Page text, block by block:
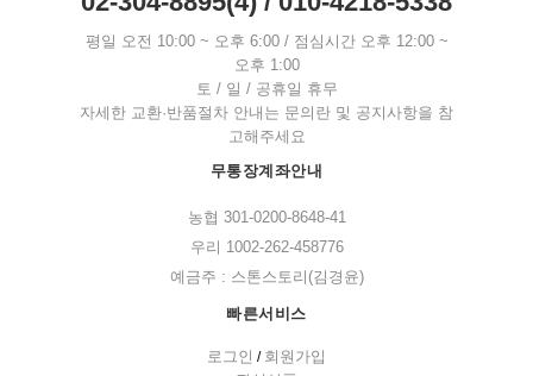
평일 오전 10:00 ~ 오후 6:00 / 점심시간 오후 12:00 ~
오후 1:00
토 / 일 / 공휴일 휴무
자세한 교환·반품절차 안내는 문의란 및 공지사항을 참
고해주세요
무통장계좌안내
농협 301-0200-8648-41
우리 1002-262-458776
예금주 : 스톤스토리(김경윤)
빠른서비스
로그인 / 회원가입